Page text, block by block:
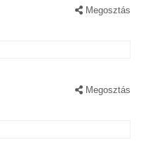
Megosztás
Megosztás